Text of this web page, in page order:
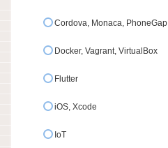
Cordova, Monaca, PhoneGap
Docker, Vagrant, VirtualBox
Flutter
iOS, Xcode
IoT